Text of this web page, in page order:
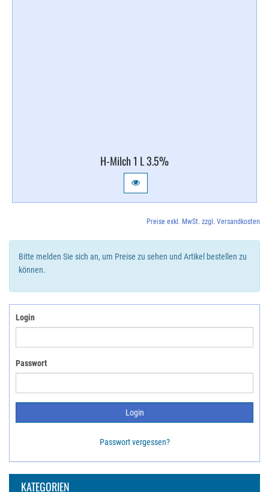
H-​Milch 1 L 3.​5%
Preise exkl. MwSt. zzgl. Versandkosten
Bitte melden Sie sich an, um Preise zu sehen und Artikel bestellen zu
können.
Login
Passwort
Passwort vergessen?
KATEGORIEN